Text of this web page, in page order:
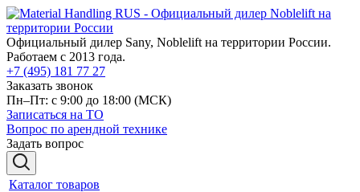
Официальный дилер Sany, Noblelift на территории России.
Работаем с 2013 года.
+7 (495) 181 77 27
Заказать звонок
Пн–Пт: с 9:00 до 18:00 (МСК)
Записаться на ТО
Вопрос по арендной технике
Задать вопрос
Каталог товаров